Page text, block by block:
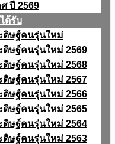
ปี 2569
ด้รับ
ดิษฐ์คนรุ่นใหม่
ดิษฐ์คนรุ่นใหม่ 2569
ดิษฐ์คนรุ่นใหม่ 2568
ดิษฐ์คนรุ่นใหม่ 2567
ดิษฐ์คนรุ่นใหม่ 2566
ดิษฐ์คนรุ่นใหม่ 2565
ดิษฐ์คนรุ่นใหม่ 2564
ดิษฐ์คนรุ่นใหม่ 2563